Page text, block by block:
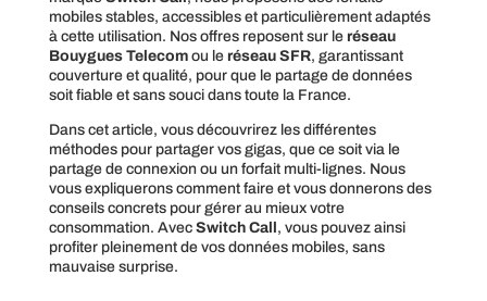
mobiles stables, accessibles et particulièrement adaptés
à cette utilisation. Nos offres reposent sur le réseau
Bouygues Telecomou le réseau SFR, garantissant
couverture et qualité, pour que le partage de données
soit fiable et sans souci dans toute la France.
Dans cet article, vous découvrirez les différentes
méthodes pour partager vos gigas, que ce soit via le
partage de connexion ou un forfait multi-lignes. Nous
vous expliquerons comment faire et vous donnerons des
conseils concrets pour gérer au mieux votre
consommation. Avec Switch Call, vous pouvez ainsi
profiter pleinement de vos données mobiles, sans
mauvaise surprise.